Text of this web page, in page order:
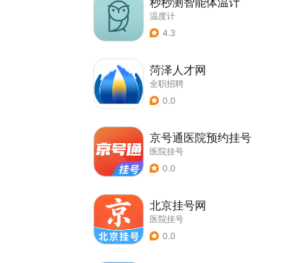
温度计
4.3
菏泽人才网
全职招聘
0.0
京号通医院预约挂号
医院挂号
0.0
北京挂号网
医院挂号
0.0